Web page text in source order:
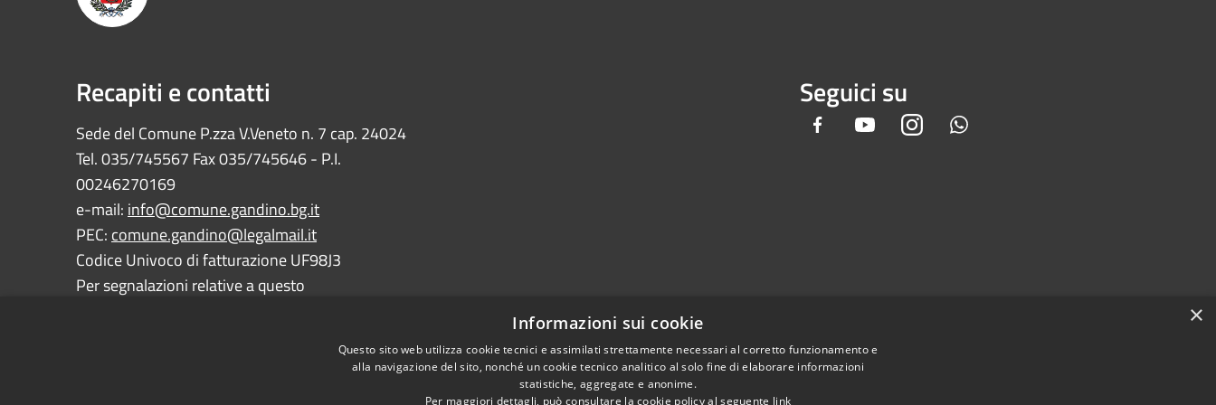
Recapiti e contatti
Sede del Comune P.zza V.Veneto n. 7 cap. 24024
Tel. 035/745567 Fax 035/745646 - P.I.
00246270169
e-mail: info@comune.gandino.bg.it
PEC: comune.gandino@legalmail.it
Codice Univoco di fatturazione UF98J3
Per segnalazioni relative a questo
Seguici su
Facebook YoutubeInstagram
×
Informazioni sui cookie
Questo sito web utilizza cookie tecnici e assimilati strettamente necessari al corretto funzionamento e
alla navigazione del sito, nonché un cookie tecnico analitico al solo fine di elaborare informazioni
statistiche, aggregate e anonime.
Per maggiori dettagli, può consultare la cookie policy al seguente link